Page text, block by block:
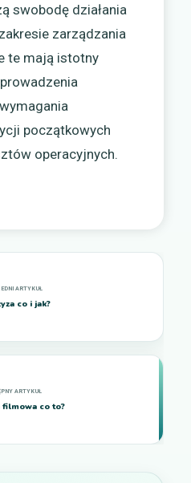
swobodę działania
zarządzania
te mają istotny
początkowych
operacyjnych.
co i jak?
filmowa co to?